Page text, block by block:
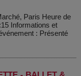
Paris Heure de
Informations et
: Présenté